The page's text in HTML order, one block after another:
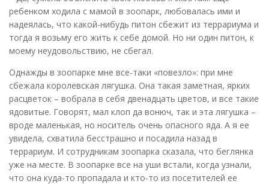
ребенком ходила с мамой в зоопарк, любовалась ими и
надеялась, что какой-нибудь питон сбежит из террариума и
тогда я возьму его жить к себе домой. Но ни один питон, к
моему неудовольствию, не сбегал.
Однажды в зоопарке мне все-таки «повезло»: при мне
сбежала королевская лягушка. Она такая заметная, ярких
расцветок – вобрала в себя двенадцать цветов, и все такие
ядовитые. Говорят, мал клоп да вонюч, так и эта лягушка –
вроде маленькая, но носитель очень опасного яда. А я ее
увидела, схватила бесстрашно и посадила назад в
террариум. И сотрудникам зоопарка сказала, что беглянка
уже на месте. В зоопарке все на уши встали, когда узнали,
что она куда-то пропадала и кто-то из посетителей ее